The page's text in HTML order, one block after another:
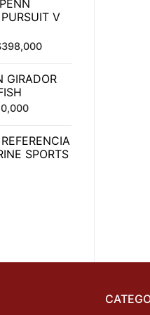
V
398,000El
actual
GIRADOR
SPORTS